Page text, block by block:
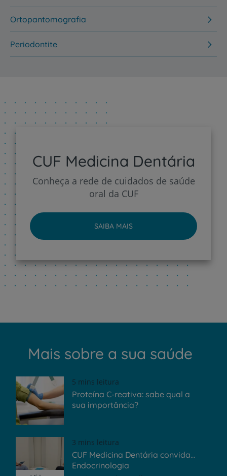
Ortopantomografia
Periodontite
CUF Medicina Dentária
Conheça a rede de cuidados de saúde
oral da CUF
SAIBA MAIS
Mais sobre a sua saúde
5 mins leitura
Proteína C-reativa: sabe qual a
sua importância?
3 mins leitura
CUF Medicina Dentária convida...
Endocrinologia